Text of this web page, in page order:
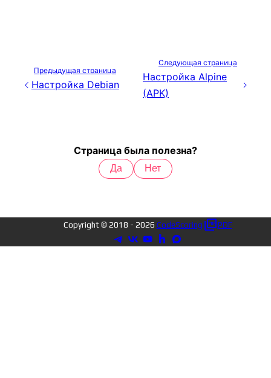
Предыдущая страница
Настройка Debian
Следующая страница
Настройка Alpine
(APK)
Страница была полезна?
Да Нет
Copyright © 2018 - 2026 CodeScoring PDF